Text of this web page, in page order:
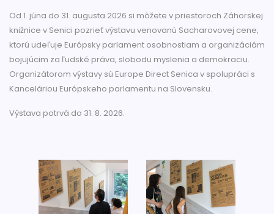
Od 1. júna do 31. augusta 2026 si môžete v priestoroch Záhorskej
knižnice v Senici pozrieť výstavu venovanú Sacharovovej cene,
ktorú udeľuje Európsky parlament osobnostiam a organizáciám
bojujúcim za ľudské práva, slobodu myslenia a demokraciu.
Organizátorom výstavy sú Europe Direct Senica v spolupráci s
Kanceláriou Európskeho parlamentu na Slovensku.
Výstava potrvá do 31. 8. 2026.